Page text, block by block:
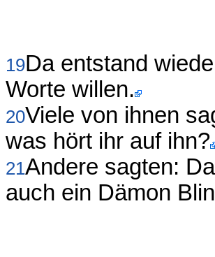
19Da entstand
Worte willen.
20Viele von ihnen
was hört ihr auf ihn?
21Andere sagten:
auch ein Dämon